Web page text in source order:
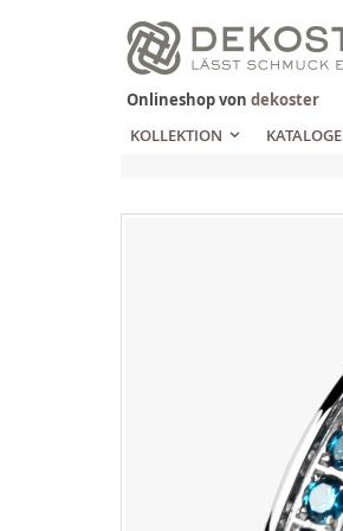
Zum
Inhalt
springen
Onlineshop von dekoster
KOLLEKTION
KATALOGE